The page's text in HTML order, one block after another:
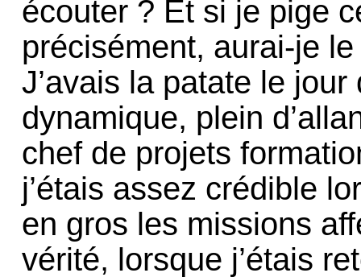
écouter ? Et si je pige
précisément, aurai-je
J’avais la patate le jour
dynamique, plein
chef de projets
j’étais assez crédible
en gros les missions
vérité, lorsque j’étais